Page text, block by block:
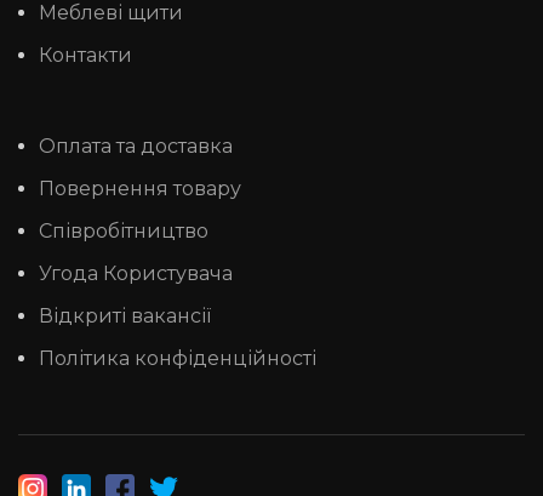
Меблеві щити
Контакти
Оплата та доставка
Повернення товару
Співробітництво
Угода Користувача
Відкриті вакансії
Політика конфіденційності